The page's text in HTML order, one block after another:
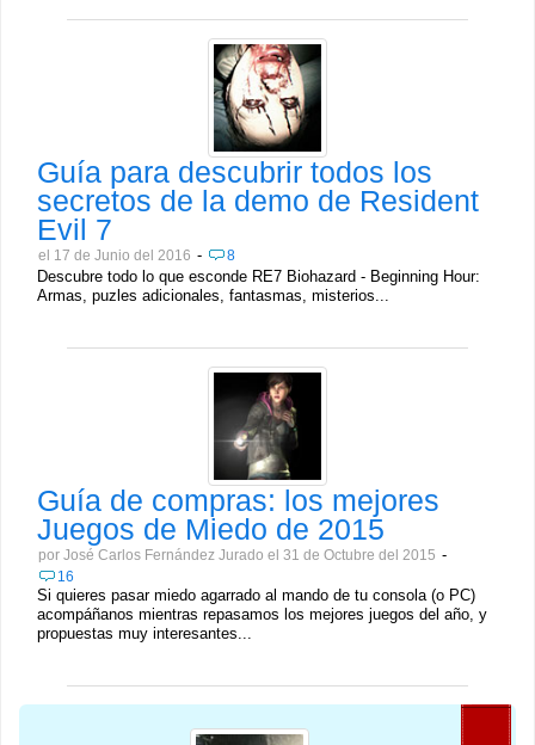
Guía para descubrir todos los
secretos de la demo de Resident
Evil 7
el 17 de Junio del 2016 - 8
Descubre todo lo que esconde RE7 Biohazard - Beginning Hour:
Armas, puzles adicionales, fantasmas, misterios...
Guía de compras: los mejores
Juegos de Miedo de 2015
por José Carlos Fernández Jurado el 31 de Octubre del 2015 -
16
Si quieres pasar miedo agarrado al mando de tu consola (o PC)
acompáñanos mientras repasamos los mejores juegos del año, y
propuestas muy interesantes...